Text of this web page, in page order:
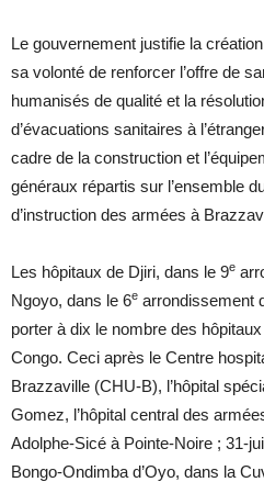
Le gouvernement justifie la
sa volonté de renforcer l’offre de
humanisés de qualité et la
d’évacuations sanitaires à
cadre de la construction et
généraux répartis sur l’ensemble
d’instruction des armées à
Les hôpitaux de Djiri, dans le 9e
Ngoyo, dans le 6e arrondissement
porter à dix le nombre des
Congo. Ceci après le Centre
Brazzaville (CHU-B), l’hôpital
Gomez, l’hôpital central des
Adolphe-Sicé à Pointe-Noire ; 31-
Bongo-Ondimba d’Oyo, dans la